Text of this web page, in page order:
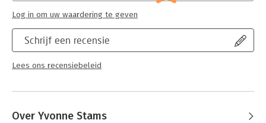
Schrijf een recensie
Lees ons recensiebeleid
Log in om uw waardering te geven
Over Yvonne Stams